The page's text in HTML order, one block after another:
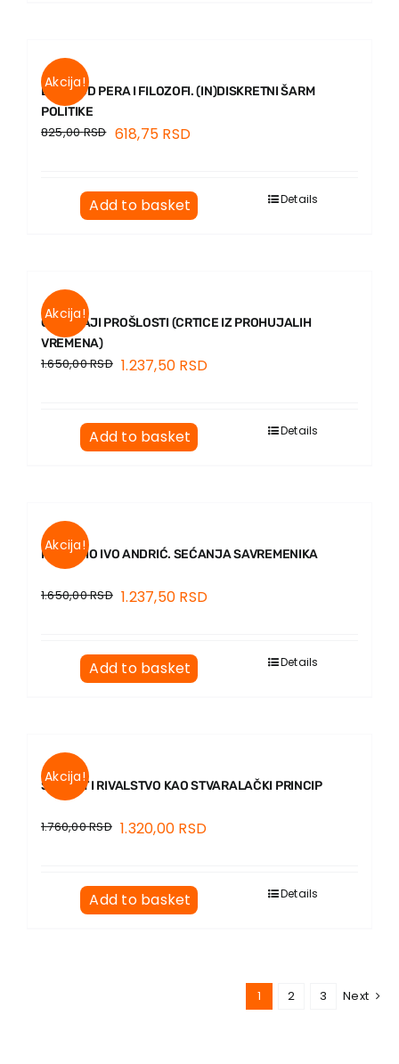
Akcija!
LJUDI OD PERA I FILOZOFI. (IN)DISKRETNI ŠARM
POLITIKE
825,00RSD 618,75 RSD
Add to basket Details
Akcija!
OTKUCAJI PROŠLOSTI (CRTICE IZ PROHUJALIH
VREMENA)
1.650,00RSD 1.237,50 RSD
Add to basket Details
Akcija!
KO JE BIO IVO ANDRIĆ. SEĆANJA SAVREMENIKA
1.650,00RSD 1.237,50 RSD
Add to basket Details
Akcija!
ŠUBERT I RIVALSTVO KAO STVARALAČKI PRINCIP
1.760,00RSD 1.320,00 RSD
Add to basket Details
1 2 3 Next